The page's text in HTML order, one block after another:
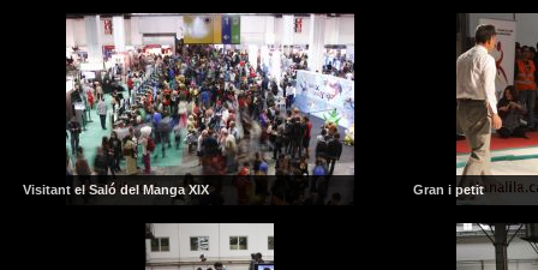
Visitant el Saló del Manga XIX Gran i petit